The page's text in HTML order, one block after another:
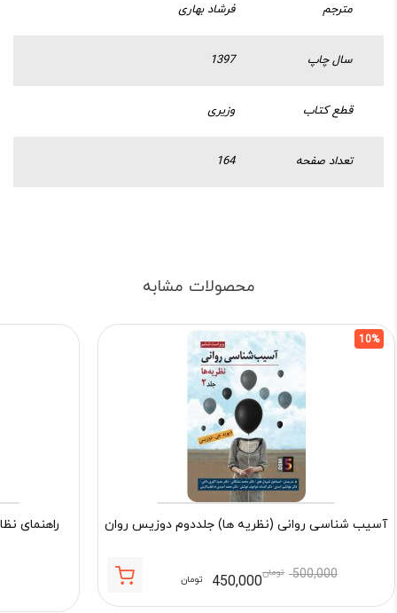
مترجم فرشاد بهاری
سال چاپ 1397
قطع کتاب وزیری
تعداد صفحه 164
محصولات مشابه
10%
آسیب شناسی روانی (نظریه ها) جلددوم دوزیس روان
500,000 تومان450,000 تومان
راهنمای